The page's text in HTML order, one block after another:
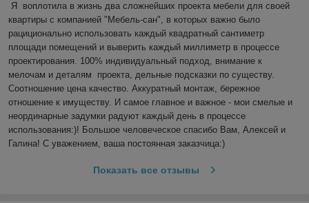
Я  воплотила в жизнь два сложнейших проекта мебели для своей
квартиры с компанией "Мебель-сан", в которых важно было
рациционально использовать каждый квадратный сантиметр
площади помещений и выверить каждый миллиметр в процессе
проектирования. 100% индивидуальный подход, внимание к
мелочам и деталям  проекта, дельные подсказки по существу.
Соотношение цена качество. Аккуратный монтаж, бережное
отношение к имуществу. И самое главное и важное - мои смелые и
неординарные задумки радуют каждый день в процессе
использования:)! Большое человеческое спасибо Вам, Алексей и
Галина! С уважением, ваша постоянная заказчица:)
Показать все отзывы